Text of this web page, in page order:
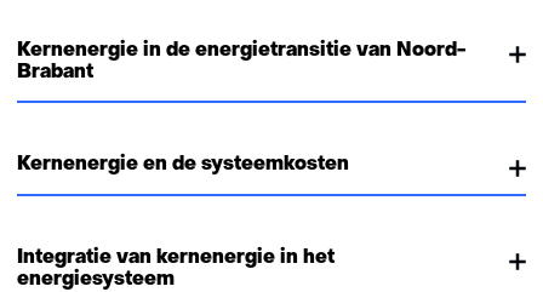
Kernenergie in de energietransitie van Noord-
Brabant
Kernenergie en de systeemkosten
Integratie van kernenergie in het
energiesysteem